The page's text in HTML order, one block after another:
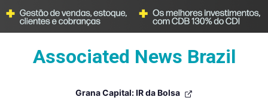
Associated News Brazil
Grana Capital: IR da Bolsa